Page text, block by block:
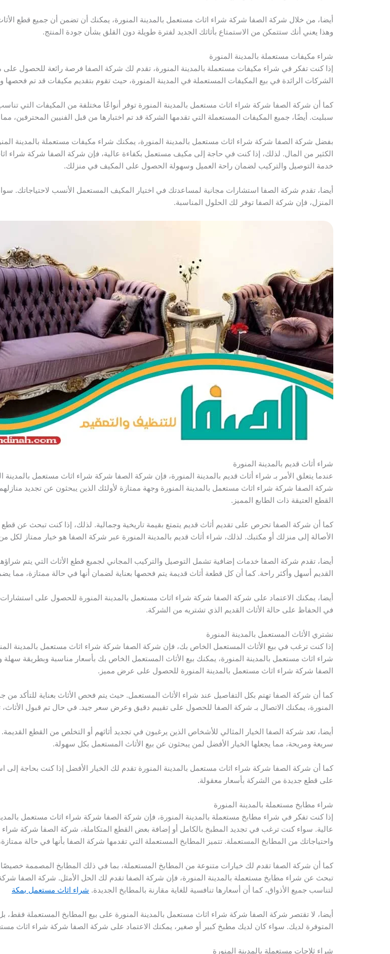
أيضا، من خلال شركة الصفا شركة شراء اثاث مستعمل بالمدينة المنورة، يمكنك أن تضمن أن جميع قطع
وهذا يعني أنك ستتمكن من الاستمتاع بأثاثك الجديد لفترة طويلة دون القلق بشأن جودة المنتج.
شراء مكيفات مستعملة بالمدينة المنورة
إذا كنت تفكر في شراء مكيفات مستعملة بالمدينة المنورة، تقدم لك شركة الصفا فرصة رائعة للحصول
الشركات الرائدة في بيع المكيفات المستعملة في المدينة المنورة، حيث تقوم بتقديم مكيفات قد تم فحصها
كما أن شركة الصفا شركة شراء اثاث مستعمل بالمدينة المنورة توفر أنواعًا مختلفة من المكيفات التي
سبليت. أيضًا، جميع المكيفات المستعملة التي تقدمها الشركة قد تم اختبارها من قبل الفنيين المحترفين،
بفضل شركة الصفا شركة شراء اثاث مستعمل بالمدينة المنورة، يمكنك شراء مكيفات مستعملة بالمدينة
الكثير من المال. لذلك، إذا كنت في حاجة إلى مكيف مستعمل بكفاءة عالية، فإن شركة الصفا شركة شراء
خدمة التوصيل والتركيب لضمان راحة العميل وسهولة الحصول على المكيف في منزلك.
أيضا، تقدم شركة الصفا استشارات مجانية لمساعدتك في اختيار المكيف المستعمل الأنسب
المنزل، فإن شركة الصفا توفر لك الحلول المناسبة.
شراء أثاث قديم بالمدينة المنورة
عندما يتعلق الأمر بـ شراء أثاث قديم بالمدينة المنورة، فإن شركة الصفا شركة شراء اثاث مستعمل بالمدينة
شركة الصفا شركة شراء اثاث مستعمل بالمدينة المنورة وجهة ممتازة لأولئك الذين يبحثون عن تجديد
القطع العتيقة ذات الطابع المميز.
كما أن شركة الصفا تحرص على تقديم أثاث قديم يتمتع بقيمة تاريخية وجمالية. لذلك، إذا كنت تبحث عن
الأصالة إلى منزلك أو مكتبك. لذلك، شراء أثاث قديم بالمدينة المنورة عبر شركة الصفا هو خيار ممتاز لكل
أيضا، تقدم شركة الصفا خدمات إضافية تشمل التوصيل والتركيب المجاني لجميع قطع الأثاث التي يتم
القديم أسهل وأكثر راحة. كما أن كل قطعة أثاث قديمة يتم فحصها بعناية لضمان أنها في حالة ممتازة،
أيضا، يمكنك الاعتماد على شركة الصفا شركة شراء اثاث مستعمل بالمدينة المنورة للحصول على استشارات
في الحفاظ على حالة الأثاث القديم الذي تشتريه من الشركة.
نشتري الأثاث المستعمل بالمدينة المنورة
إذا كنت ترغب في بيع الأثاث المستعمل الخاص بك، فإن شركة الصفا شركة شراء اثاث مستعمل بالمدينة
شراء اثاث مستعمل بالمدينة المنورة، يمكنك بيع الأثاث المستعمل الخاص بك بأسعار مناسبة وبطريقة سهلة
الصفا شركة شراء اثاث مستعمل بالمدينة المنورة للحصول على عرض مميز.
كما أن شركة الصفا تهتم بكل التفاصيل عند شراء الأثاث المستعمل. حيث يتم فحص الأثاث بعناية للتأكد من
المنورة، يمكنك الاتصال بـ شركة الصفا للحصول على تقييم دقيق وعرض سعر جيد. في حال تم قبول
أيضا، تعد شركة الصفا الخيار المثالي للأشخاص الذين يرغبون في تجديد أثاثهم أو التخلص من القطع
سريعة ومريحة، مما يجعلها الخيار الأفضل لمن يبحثون عن بيع الأثاث المستعمل بكل سهولة.
كما أن شركة الصفا شركة شراء اثاث مستعمل بالمدينة المنورة تقدم لك الخيار الأفضل إذا كنت بحاجة إلى
على قطع جديدة من الشركة بأسعار معقولة.
شراء مطابخ مستعملة بالمدينة المنورة
إذا كنت تفكر في شراء مطابخ مستعملة بالمدينة المنورة، فإن شركة الصفا شركة شراء اثاث مستعمل
عالية. سواء كنت ترغب في تجديد المطبخ بالكامل أو إضافة بعض القطع المتكاملة، شركة الصفا شركة
واحتياجاتك من المطابخ المستعملة. تتميز المطابخ المستعملة التي تقدمها شركة الصفا بأنها في حالة
كما أن شركة الصفا تقدم لك خيارات متنوعة من المطابخ المستعملة، بما في ذلك المطابخ المصممة خصيصًا
تبحث عن شراء مطابخ مستعملة بالمدينة المنورة، فإن شركة الصفا تقدم لك الحل الأمثل. شركة الصفا شركة
لتناسب جميع الأذواق، كما أن أسعارها تنافسية للغاية مقارنة بالمطابخ الجديدة. شراء اثاث مستعمل بمكة
أيضا، لا تقتصر شركة الصفا شركة شراء اثاث مستعمل بالمدينة المنورة على بيع المطابخ المستعملة فقط،
المتوفرة لديك. سواء كان لديك مطبخ كبير أو صغير، يمكنك الاعتماد على شركة الصفا شركة شراء اثاث
شراء ثلاجات مستعملة بالمدينة المنورة